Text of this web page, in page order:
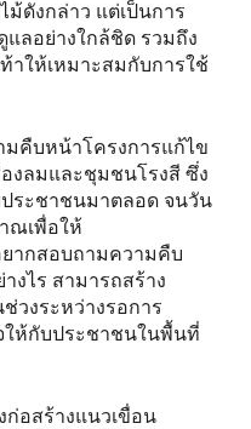
ดังกล่าว แต่เป็นการ
ลอย่างใกล้ชิด รวมถึง
าให้เหมาะสมกับการใช้
คืบหน้าโครงการแก้ไข
งลมและชุมชนโรงสี ซึ่ง
ระชาชนมาตลอด จนวัน
ณเพื่อให้
ยากสอบถามความคืบ
งไร สามารถสร้าง
วงระหว่างรอการ
ให้กับประชาชนในพื้นที่
ก่อสร้างแนวเขื่อน